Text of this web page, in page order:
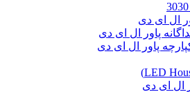
ال ای دی
پاور ال ای دی
پاور ال ای دی
ال ای دی